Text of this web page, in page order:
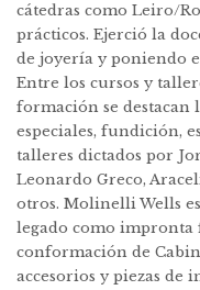
cátedras como Leiro/
prácticos. Ejerció la
de joyería y poniendo
Entre los cursos y
formación se destacan
especiales, fundición,
talleres dictados por
Leonardo Greco,
otros. Molinelli Wells
legado como
conformación de
accesorios y piezas